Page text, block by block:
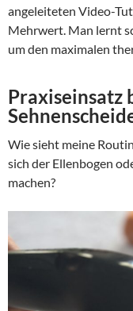
angeleiteten Video-
Mehrwert. Man lernt
um den maximalen
Praxiseinsatz
Wie sieht meine
sich der Ellenbogen
machen?